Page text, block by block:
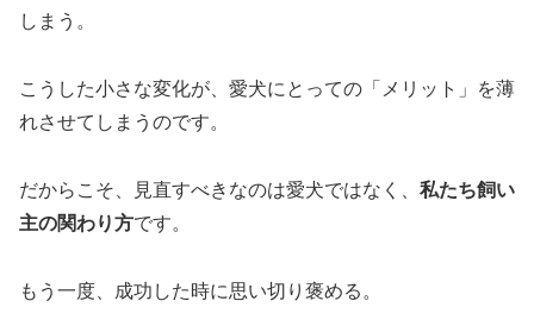
しまう。
こうした小さな変化が、愛犬にとっての「メリット」を薄
れさせてしまうのです。
だからこそ、見直すべきなのは愛犬ではなく、 私たち飼い
主の関わり方です。
もう一度、成功した時に思い切り褒める。